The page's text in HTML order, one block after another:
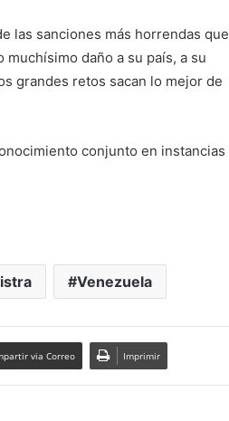
las sanciones más horrendas que
muchísimo daño a su país, a su
grandes retos sacan lo mejor de
conjunto en instancias
Venezuela
via Correo Imprimir